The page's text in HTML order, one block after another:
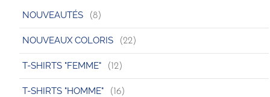
NOUVEAUTÉS (8)
NOUVEAUX COLORIS (22)
T-SHIRTS "FEMME" (12)
T-SHIRTS "HOMME" (16)